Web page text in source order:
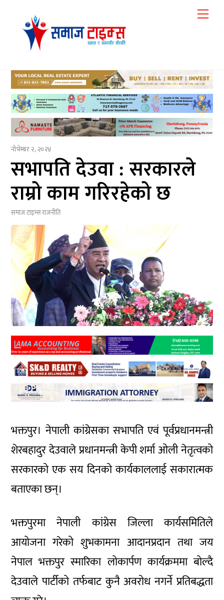
content
नोभेम्बर २, २०२४
सभापति देउवा : सरकारले
राम्रो काम गरिरहेको छ
समाज टाइम्सराजनीति
भक्तपुर। नेपाली कांग्रेसका सभापति एवं पूर्वप्रधानमन्त्री
शेरबहादुर देउवाले प्रधानमन्त्री केपी शर्मा ओली नेतृत्वको
सरकारको एक सय दिनको कार्यकाललाई सकारात्मक
बताएका छन्।
भक्तपुरमा नेपाली कांग्रेस जिल्ला कार्यसमितिले
आयोजना गरेको शुभकामना आदानप्रदान तथा जय
नेपाल भक्तपुर स्मारिका लोकार्पण कार्यक्रममा बोल्दै
देउवाले पार्टीको तर्फबाट कुनै अवरोध नगर्ने प्रतिबद्धता